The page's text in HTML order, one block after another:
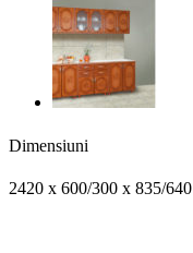
Dimensiuni
2420 x 600/300 x 835/640